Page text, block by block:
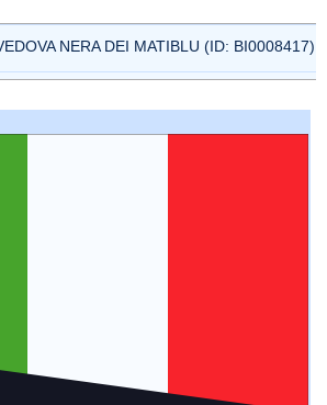
NERA DEI MATIBLU (ID: BI0008417)